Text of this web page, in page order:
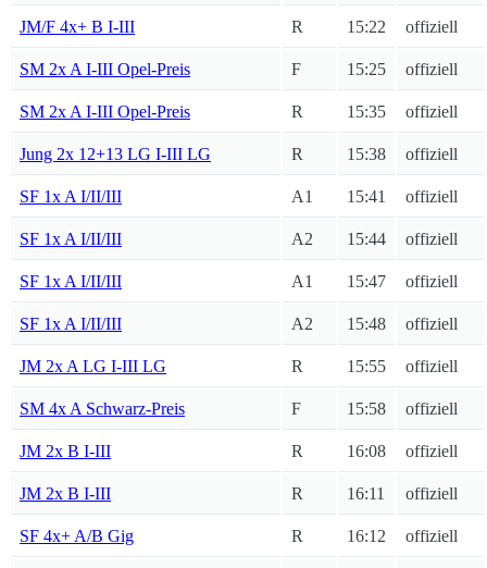
JM/F 4x+ B I-III R 15:22 offiziell
SM 2x A I-III Opel-Preis F 15:25 offiziell
SM 2x A I-III Opel-Preis R 15:35 offiziell
Jung 2x 12+13 LG I-III LG R 15:38 offiziell
SF 1x A I/II/III A1 15:41 offiziell
SF 1x A I/II/III A2 15:44 offiziell
SF 1x A I/II/III A1 15:47 offiziell
SF 1x A I/II/III A2 15:48 offiziell
JM 2x A LG I-III LG R 15:55 offiziell
SM 4x A Schwarz-Preis F 15:58 offiziell
JM 2x B I-III R 16:08 offiziell
JM 2x B I-III R 16:11 offiziell
SF 4x+ A/B Gig R 16:12 offiziell